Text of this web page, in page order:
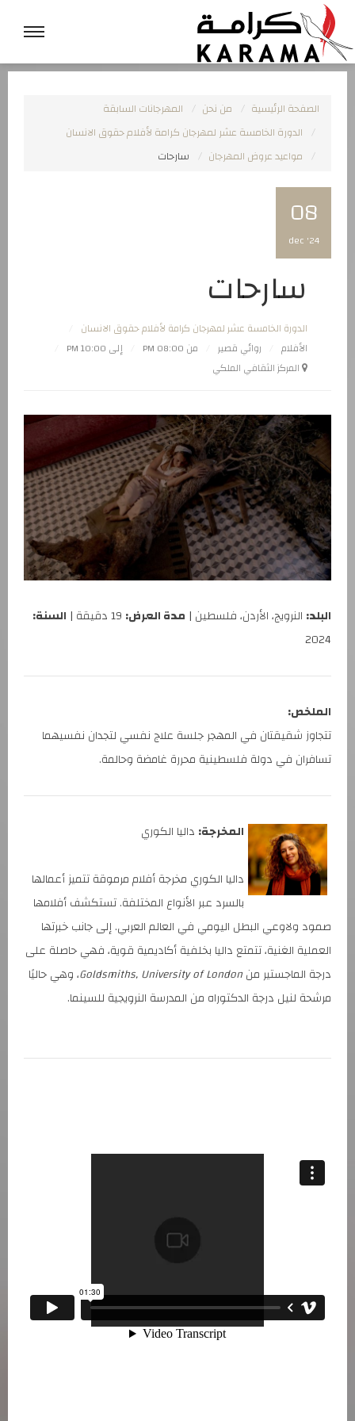
الصفحة الرئيسية من نحن
المهرجانات السابقة
الدورة الخامسة عشر لمهرجان كرامة لأفلام حقوق الانسان
مواعيد عروض المهرجان
سارحات
08
dec '24
سارحات
الدورة الخامسة عشر لمهرجان كرامة لأفلام حقوق الانسان
الأفلام
روائي قصير من 08:00 PM
إلى 10:00 PM
المركز الثقافي الملكي
البلد: النرويج، الأردن، فلسطين | مدة العرض:
السنة:
2024
الملخص:
تتجاوز شقيقتان في المهجر جلسة علاج نفسي لتجدان نفسيهما
تسافران في دولة فلسطينية محررة غامضة وحالمة.
المخرجة: داليا الكوري
داليا الكوري مخرجة أفلام مرموقة تتميز أعمالها
بالسرد عبر الأنواع المختلفة. تستكشف أفلامها
صمود ولاوعي البطل اليومي في العالم العربي. إلى جانب خبرتها
العملية الغنية، تتمتع داليا بخلفية أكاديمية قوية، فهي حاصلة على
درجة الماجستير منGoldsmiths, University of London، وهي حاليًا
مرشحة لنيل درجة الدكتوراه من المدرسة النرويجية للسينما.